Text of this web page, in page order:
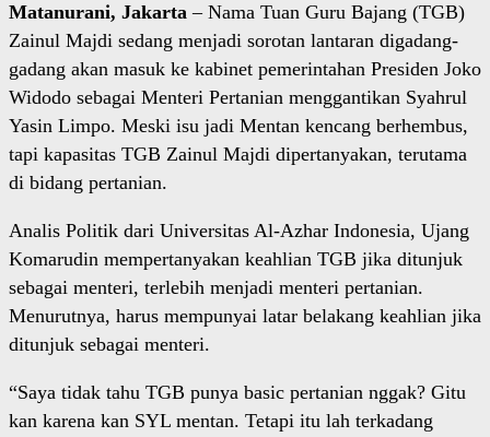
Matanurani, Jakarta – Nama Tuan Guru Bajang (TGB)
Zainul Majdi sedang menjadi sorotan lantaran digadang-
gadang akan masuk ke kabinet pemerintahan Presiden Joko
Widodo sebagai Menteri Pertanian menggantikan Syahrul
Yasin Limpo. Meski isu jadi Mentan kencang berhembus,
tapi kapasitas TGB Zainul Majdi dipertanyakan, terutama
di bidang pertanian.
Analis Politik dari Universitas Al-Azhar Indonesia, Ujang
Komarudin mempertanyakan keahlian TGB jika ditunjuk
sebagai menteri, terlebih menjadi menteri pertanian.
Menurutnya, harus mempunyai latar belakang keahlian jika
ditunjuk sebagai menteri.
“Saya tidak tahu TGB punya basic pertanian nggak? Gitu
kan karena kan SYL mentan. Tetapi itu lah terkadang